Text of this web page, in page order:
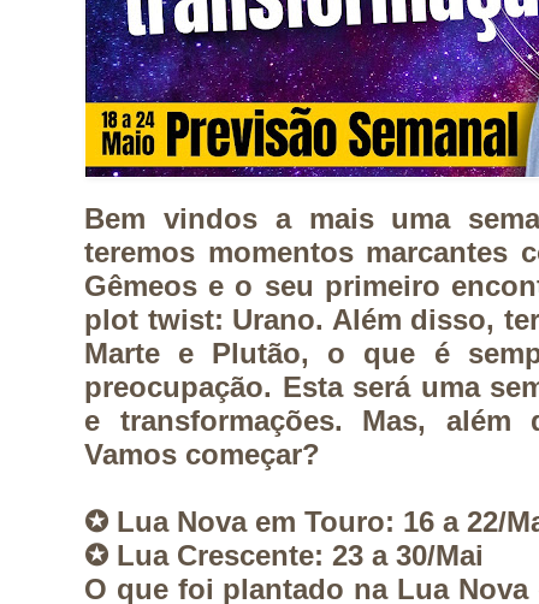
Bem vindos a mais uma
teremos momentos marcantes
Gêmeos e o seu primeiro
plot twist: Urano. Além disso,
Marte e Plutão, o que é
preocupação. Esta será uma
e transformações. Mas,
Vamos começar?
✪ Lua Nova em Touro: 16 a 22/
✪ Lua Crescente: 23 a 30/Mai
O que foi plantado na Lua